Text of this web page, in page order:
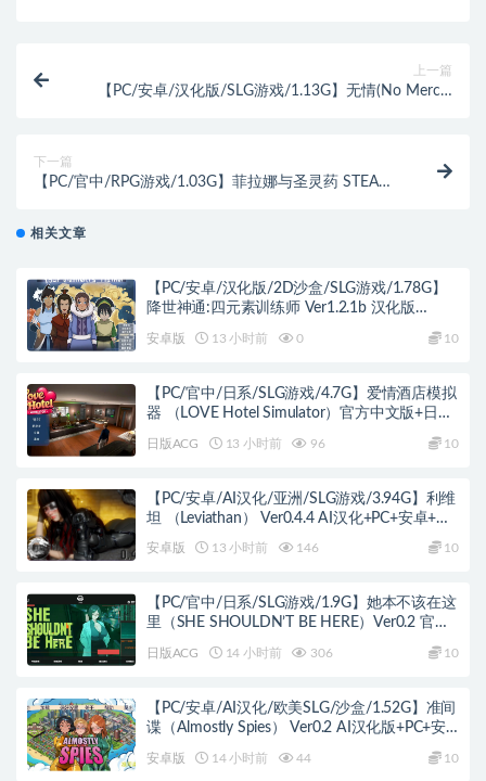
上一篇
【PC/安卓/汉化版/SLG游戏/1.13G】无情(No Mercy)
下一篇
【PC/官中/RPG游戏/1.03G】菲拉娜与圣灵药 STEAM
相关文章
【PC/安卓/汉化版/2D沙盒/SLG游戏/1.78G】
降世神通:四元素训练师 Ver1.2.1b 汉化版
安卓版 13 小时前 0 10
【PC/官中/日系/SLG游戏/4.7G】爱情酒店模拟
器 （LOVE Hotel Simulator）官方中文版+日系
日版ACG 13 小时前 96 10
【PC/安卓/AI汉化/亚洲/SLG游戏/3.94G】利维
坦 （Leviathan） Ver0.4.4 AI汉化+PC+安卓+亚
安卓版 13 小时前 146 10
【PC/官中/日系/SLG游戏/1.9G】她本不该在这
里（SHE SHOULDN’T BE HERE）Ver0.2 官方
日版ACG 14 小时前 306 10
【PC/安卓/AI汉化/欧美SLG/沙盒/1.52G】准间
谍（Almostly Spies） Ver0.2 AI汉化版+PC+安
安卓版 14 小时前 44 10